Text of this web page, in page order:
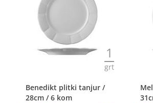
1
Benedikt plitki tanjur /
28cm / 6 kom
31cm